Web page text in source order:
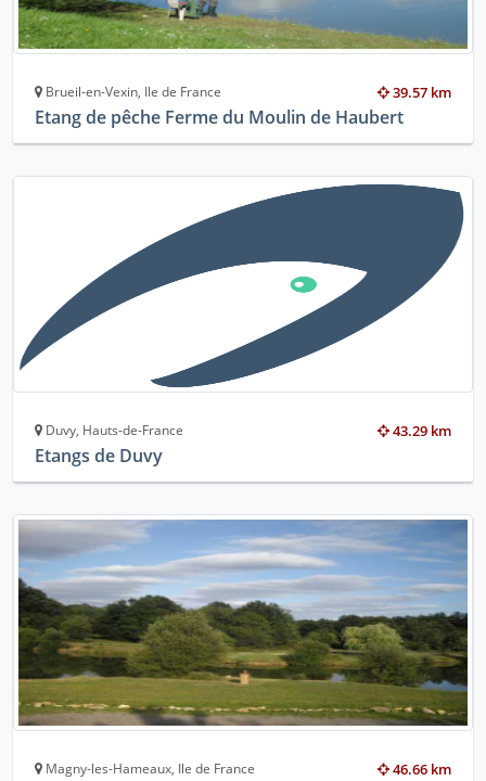
39.57 km
Brueil-en-Vexin, Ile de France
Etang de pêche Ferme du Moulin de Haubert
43.29 km
Duvy, Hauts-de-France
Etangs de Duvy
46.66 km
Magny-les-Hameaux, Ile de France